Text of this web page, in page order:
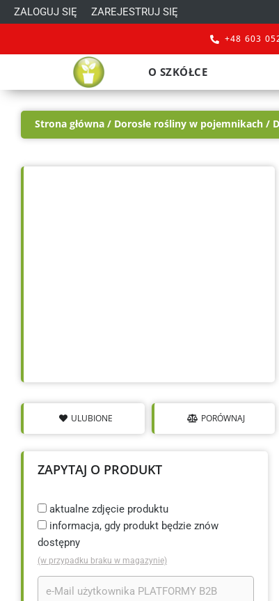
Przejdź
do
ZALOGUJ SIĘ ZAREJESTRUJ SIĘ
+48 603
O SZKÓŁCE
Strona główna / Dorosłe rośliny w pojemnikach /
ULUBIONE PORÓWNAJ
ZAPYTAJ O PRODUKT
aktualne zdjęcie produktu
informacja, gdy produkt będzie znów
dostępny
(w przypadku braku w magazynie)